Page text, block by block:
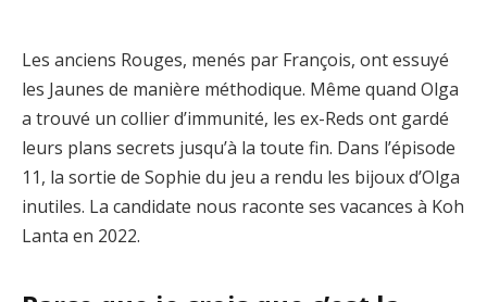
Les anciens Rouges, menés par François, ont essuyé
les Jaunes de manière méthodique. Même quand Olga
a trouvé un collier d’immunité, les ex-Reds ont gardé
leurs plans secrets jusqu’à la toute fin. Dans l’épisode
11, la sortie de Sophie du jeu a rendu les bijoux d’Olga
inutiles. La candidate nous raconte ses vacances à Koh
Lanta en 2022.